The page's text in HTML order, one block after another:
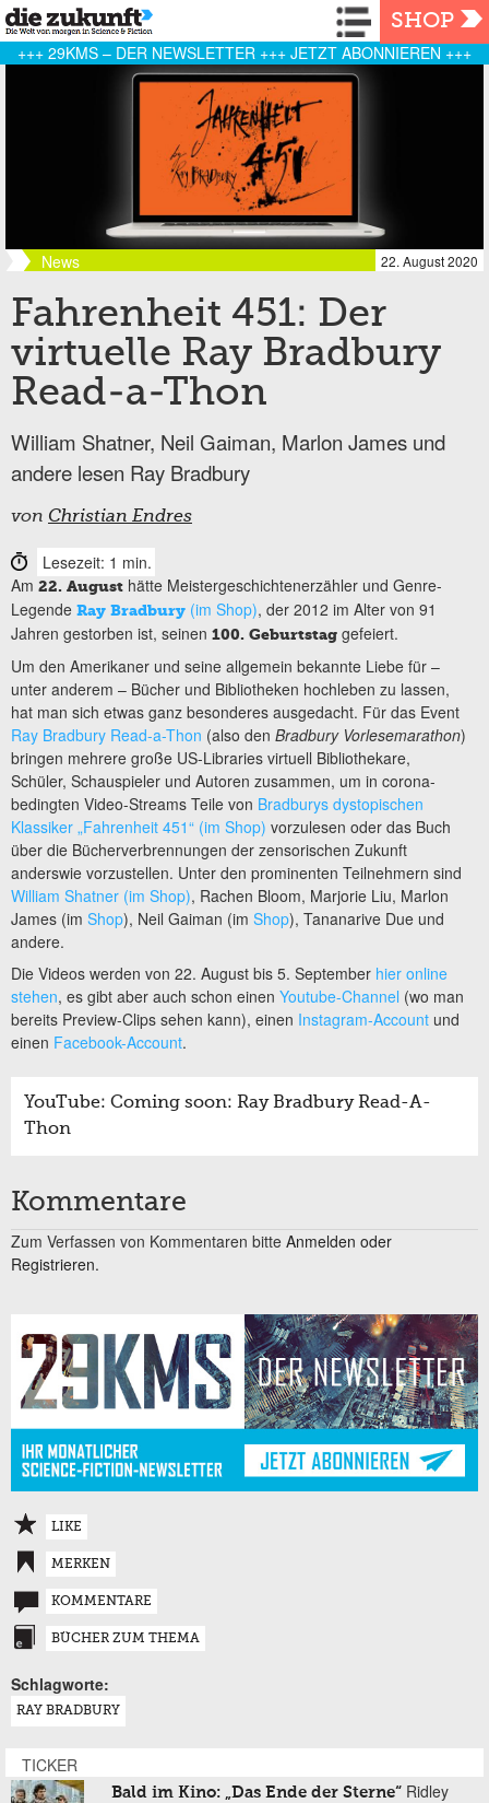
Navigation
SHOP
+++ 29KMS – DER NEWSLETTER +++ JETZT ABONNIEREN +++
News 22. August 2020
Fahrenheit 451: Der
virtuelle Ray Bradbury
Read-a-Thon
William Shatner, Neil Gaiman, Marlon James und
andere lesen Ray Bradbury
von Christian Endres
Lesezeit: 1 min.
Am 22. August hätte Meistergeschichtenerzähler und Genre-
Legende Ray Bradbury (im Shop), der 2012 im Alter von 91
Jahren gestorben ist, seinen 100. Geburtstag gefeiert.
Um den Amerikaner und seine allgemein bekannte Liebe für –
unter anderem – Bücher und Bibliotheken hochleben zu lassen,
hat man sich etwas ganz besonderes ausgedacht. Für das Event
Ray Bradbury Read-a-Thon (also den Bradbury Vorlesemarathon)
bringen mehrere große US-Libraries virtuell Bibliothekare,
Schüler, Schauspieler und Autoren zusammen, um in corona-
bedingten Video-Streams Teile von Bradburys dystopischen
Klassiker „Fahrenheit 451“ (im Shop) vorzulesen oder das Buch
über die Bücherverbrennungen der zensorischen Zukunft
anderswie vorzustellen. Unter den prominenten Teilnehmern sind
William Shatner (im Shop), Rachen Bloom, Marjorie Liu, Marlon
James (im Shop), Neil Gaiman (im Shop), Tananarive Due und
andere.
Die Videos werden von 22. August bis 5. September hier online
stehen, es gibt aber auch schon einen Youtube-Channel (wo man
bereits Preview-Clips sehen kann), einen Instagram-Account und
einen Facebook-Account.
YouTube: Coming soon: Ray Bradbury Read-A-
Thon
Kommentare
Zum Verfassen von Kommentaren bitte Anmelden oder
Registrieren.
LIKE
MERKEN
KOMMENTARE
BÜCHER ZUM THEMA
Schlagworte:
RAY BRADBURY
TICKER
Bald im Kino: „Das Ende der Sterne“ Ridley